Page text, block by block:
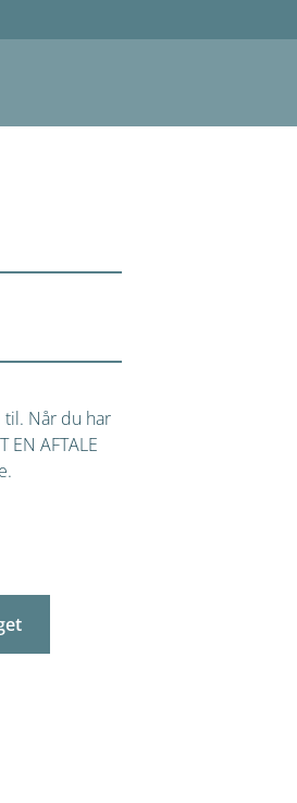
Når du har
EN AFTALE